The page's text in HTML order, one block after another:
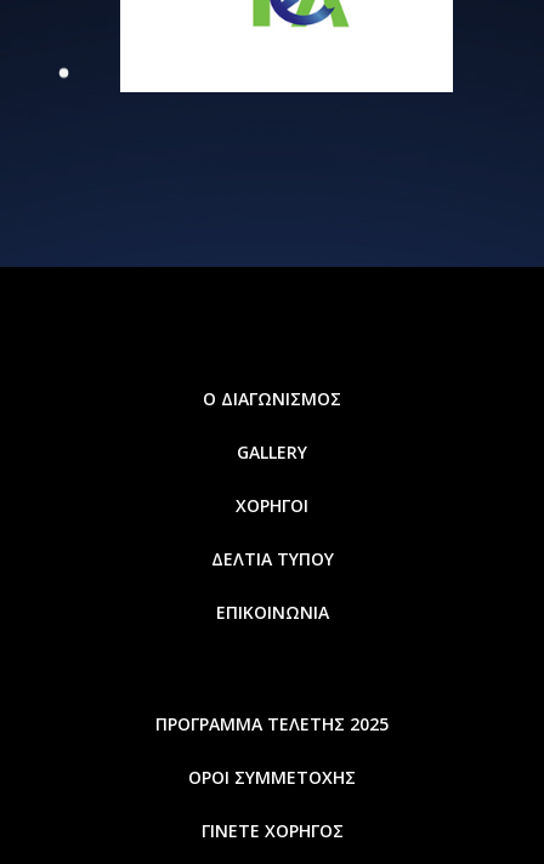
Ο ΔΙΑΓΩΝΙΣΜΟΣ
GALLERY
ΧΟΡΗΓΟΙ
ΔΕΛΤΙΑ ΤΥΠΟΥ
ΕΠΙΚΟΙΝΩΝΙΑ
ΠΡΟΓΡΑΜΜΑ ΤΕΛΕΤΗΣ 2025
ΟΡΟΙ ΣΥΜΜΕΤΟΧΗΣ
ΓΙΝΕΤΕ ΧΟΡΗΓΟΣ